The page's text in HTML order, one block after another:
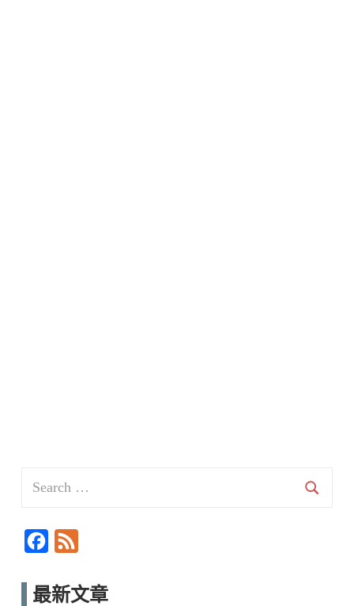
c
e
最新文章